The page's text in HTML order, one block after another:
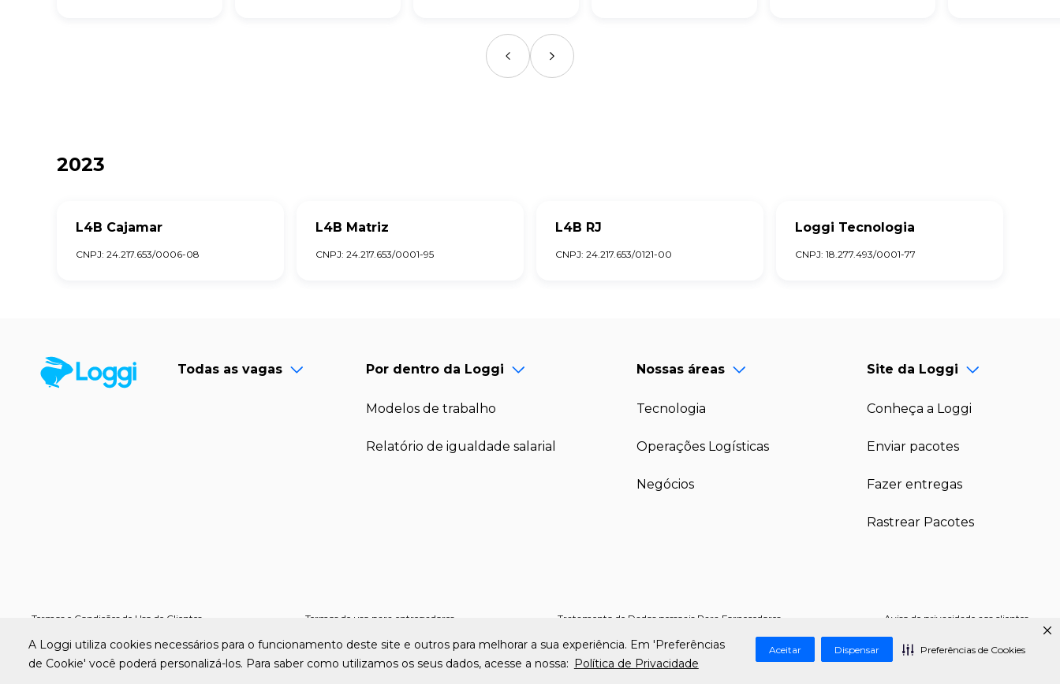
A Loggi utiliza cookies necessários para o funcionamento deste site e outros para melhorar a sua experiência. Em 'Preferências
de Cookie' você poderá personalizá-los. Para saber como utilizamos os seus dados, acesse a nossa: Política de Privacidade
Aceitar Dispensar Preferências de Cookies
2023
L4B Cajamar
CNPJ: 24.217.653/0006-08
L4B Matriz
CNPJ: 24.217.653/0001-95
L4B RJ
CNPJ: 24.217.653/0121-00
Loggi Tecnologia
CNPJ: 18.277.493/0001-77
Todas as vagas Por dentro da Loggi
Modelos de trabalho
Relatório de igualdade salarial
Nossas áreas
Tecnologia
Operações Logísticas
Negócios
Site da Loggi
Conheça a Loggi
Enviar pacotes
Fazer entregas
Rastrear Pacotes
Termos e Condições de Uso de Clientes Termos de uso para entregadores Tratamento de Dados pessoais Para Fornecedores
Aviso de privacidade aos clientes